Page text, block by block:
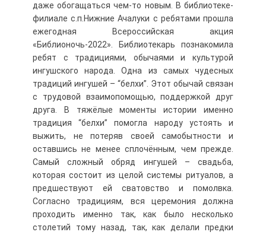
даже обогащаться чем-то новым. В библиотеке-
филиале с.п.Нижние Ачалуки с ребятами прошла
ежегодная Всероссийская акция
«Библионочь-2022». Библиотекарь познакомила
ребят с традициями, обычаями и культурой
ингушского народа. Одна из самых чудесных
традиций ингушей – “белхи”. Этот обычай связан
с трудовой взаимопомощью, поддержкой друг
друга. В тяжёлые моменты истории именно
традиция “белхи” помогла народу устоять и
выжить, не потеряв своей самобытности и
оставшись не менее сплочённым, чем прежде.
Самый сложный обряд ингушей – свадьба,
которая состоит из целой системы ритуалов, а
предшествуют ей сватовство и помолвка.
Согласно традициям, вся церемония должна
проходить именно так, как было несколько
столетий тому назад, так, как делали предки